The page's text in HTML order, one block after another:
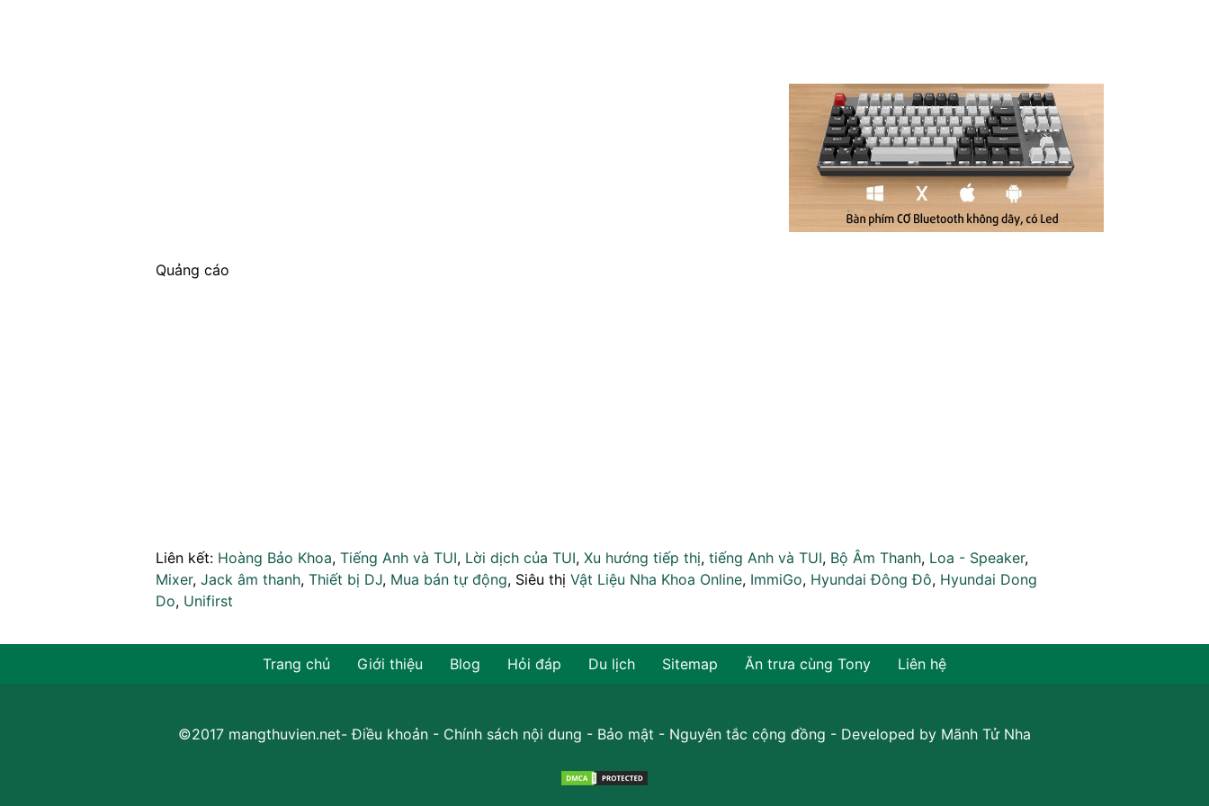
Quảng cáo
Liên kết: Hoàng Bảo Khoa, Tiếng Anh và TUI, Lời dịch của TUI, Xu hướng tiếp thị, tiếng Anh và TUI, Bộ Âm Thanh, Loa - Speaker,
Mixer, Jack âm thanh, Thiết bị DJ, Mua bán tự động, Siêu thị Vật Liệu Nha Khoa Online, ImmiGo, Hyundai Đông Đô, Hyundai Dong
Do, Unifirst
Trang chủ Giới thiệu Blog Hỏi đáp Du lịch Sitemap Ăn trưa cùng Tony Liên hệ
©2017 mangthuvien.net-Điều khoản - Chính sách nội dung - Bảo mật - Nguyên tắc cộng đồng - Developed by Mãnh Tử Nha